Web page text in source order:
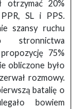
otrzymać 20%
SL i PPS.
szansy ruchu
stronnictwa
75%
obliczone było
rozmowy.
batalię o
bowiem